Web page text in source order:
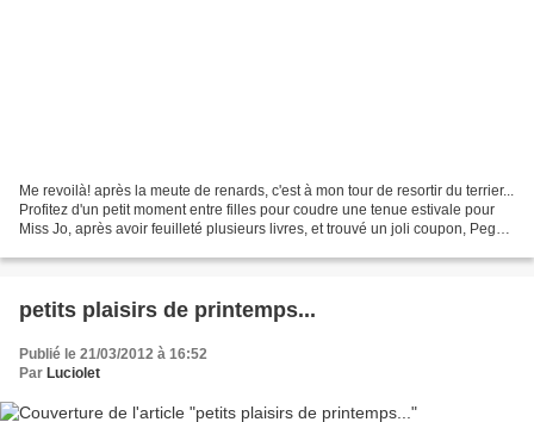
Me revoilà! après la meute de renards, c'est à mon tour de resortir du terrier...
Profitez d'un petit moment entre filles pour coudre une tenue estivale pour
Miss Jo, après avoir feuilleté plusieurs livres, et trouvé un joli coupon, Pegg
petits plaisirs de printemps...
Publié le 21/03/2012 à 16:52
Par Luciolet